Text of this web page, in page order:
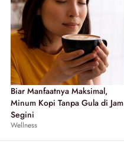
Biar Manfaatnya Maksimal,
Minum Kopi Tanpa Gula di Jam
Segini
Wellness